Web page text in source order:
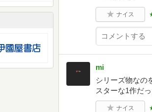
ナイス
mi
シリーズ物なの
スターな1作だ
ナイス